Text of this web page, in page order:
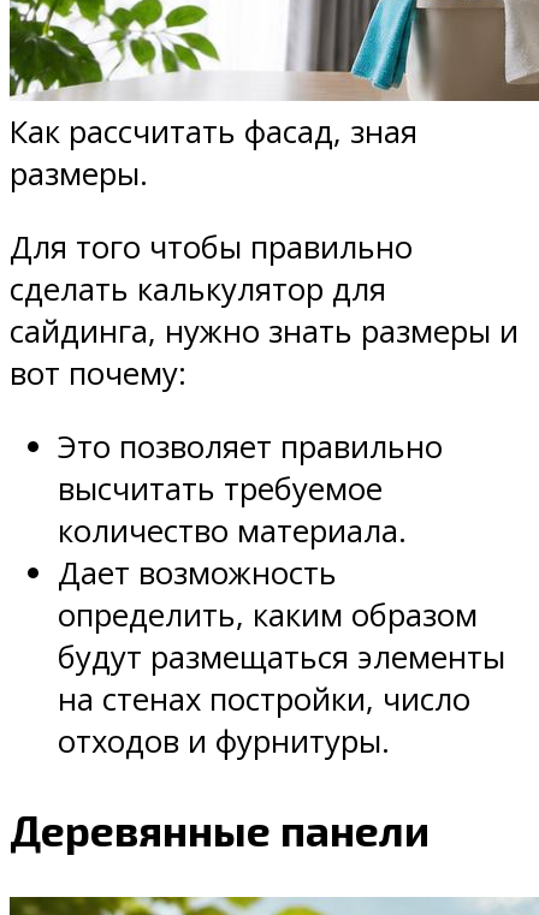
Как рассчитать фасад, зная
размеры.
Для того чтобы правильно
сделать калькулятор для
сайдинга, нужно знать размеры и
вот почему:
Это позволяет правильно
высчитать требуемое
количество материала.
Дает возможность
определить, каким образом
будут размещаться элементы
на стенах постройки, число
отходов и фурнитуры.
Деревянные панели